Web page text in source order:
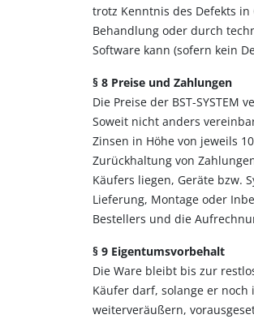
trotz Kenntnis des Defekts
Behandlung oder durch
Software kann (sofern kein
§ 8 Preise und Zahlungen
Die Preise der BST-
Soweit nicht anders
Zinsen in Höhe von jeweils
Zurückhaltung von
Käufers liegen, Geräte bzw.
Lieferung, Montage oder
Bestellers und die
§ 9 Eigentumsvorbehalt
Die Ware bleibt bis zur
Käufer darf, solange er
weiterveräußern,